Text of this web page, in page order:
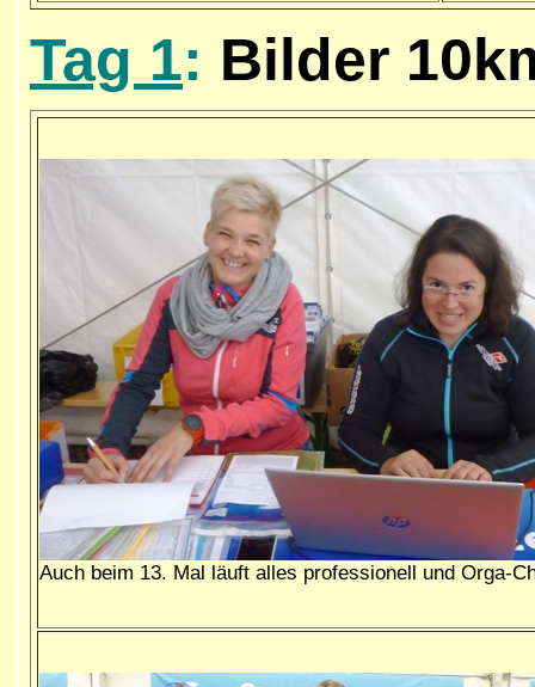
Tag 1: Bilder
Auch beim 13. Mal läuft alles professionell und Orga-